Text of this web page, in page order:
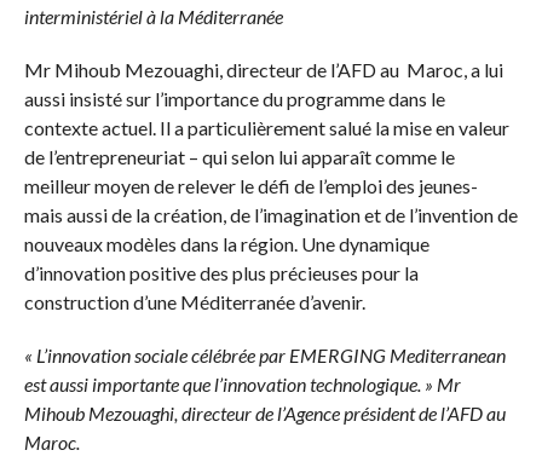
interministériel à la Méditerranée
Mr Mihoub Mezouaghi, directeur de l’AFD au Maroc, a lui
aussi insisté sur l’importance du programme dans le
contexte actuel. Il a particulièrement salué la mise en valeur
de l’entrepreneuriat – qui selon lui apparaît comme le
meilleur moyen de relever le défi de l’emploi des jeunes-
mais aussi de la création, de l’imagination et de l’invention de
nouveaux modèles dans la région. Une dynamique
d’innovation positive des plus précieuses pour la
construction d’une Méditerranée d’avenir.
« L’innovation sociale célébrée par EMERGING Mediterranean
est aussi importante que l’innovation technologique. » Mr
Mihoub Mezouaghi, directeur de l’Agence président de l’AFD au
Maroc.